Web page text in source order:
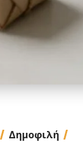
Δημοφιλή